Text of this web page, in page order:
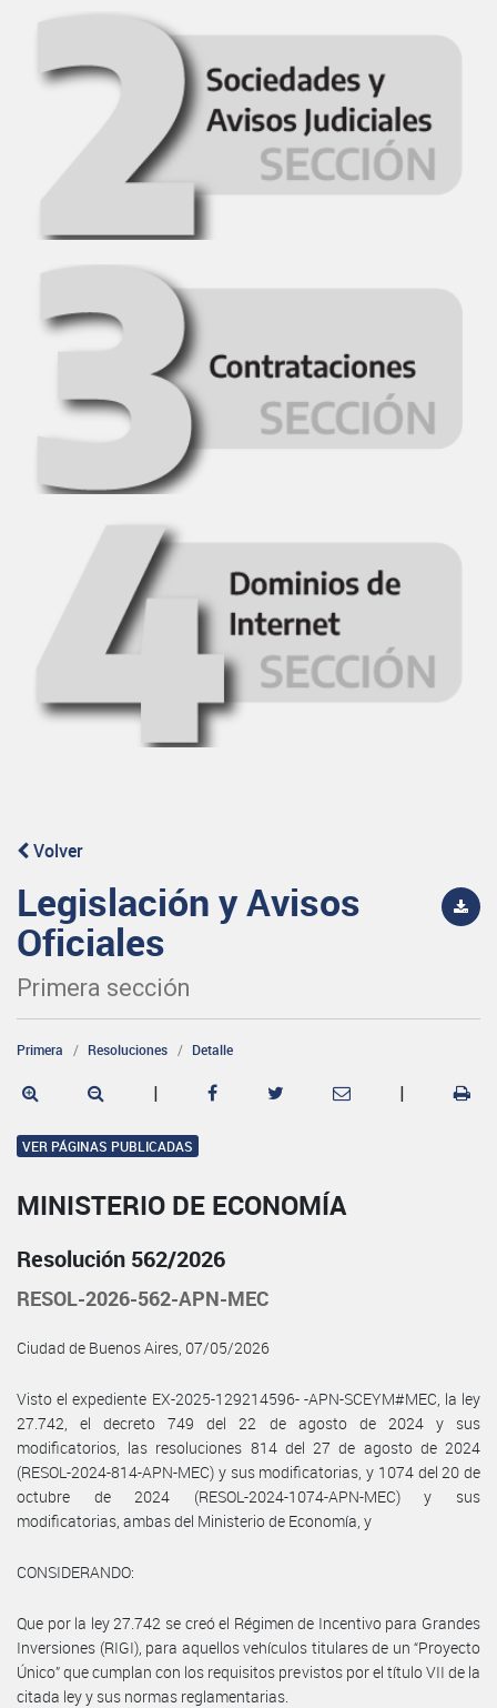
Volver
Legislación y Avisos
Oficiales
Primera sección
Primera Resoluciones Detalle
| |
VER PÁGINAS PUBLICADAS
MINISTERIO DE ECONOMÍA
Resolución 562/2026
RESOL-2026-562-APN-MEC
Ciudad de Buenos Aires, 07/05/2026
Visto el expediente EX-2025-129214596- -APN-SCEYM#MEC, la ley
27.742, el decreto 749 del 22 de agosto de 2024 y sus
modificatorios, las resoluciones 814 del 27 de agosto de 2024
(RESOL-2024-814-APN-MEC) y sus modificatorias, y 1074 del 20 de
octubre de 2024 (RESOL-2024-1074-APN-MEC) y sus
modificatorias, ambas del Ministerio de Economía, y
CONSIDERANDO:
Que por la ley 27.742 se creó el Régimen de Incentivo para Grandes
Inversiones (RIGI), para aquellos vehículos titulares de un “Proyecto
Único” que cumplan con los requisitos previstos por el título VII de la
citada ley y sus normas reglamentarias.